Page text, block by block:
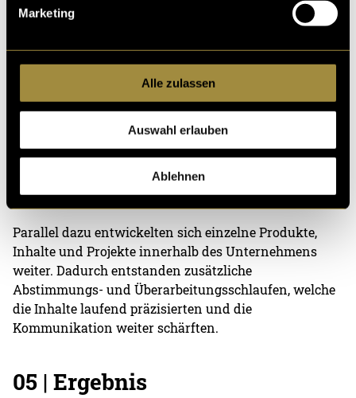
Marketing
Alle zulassen
Auswahl erlauben
Ablehnen
04| Umsetzung
Nach Abschluss von Konzeption und Design folgte die
technische Umsetzung auf Basis des ausgearbeiteten
Prototyps.
Parallel dazu entwickelten sich einzelne Produkte,
Inhalte und Projekte innerhalb des Unternehmens
weiter. Dadurch entstanden zusätzliche
Abstimmungs- und Überarbeitungsschlaufen, welche
die Inhalte laufend präzisierten und die
Kommunikation weiter schärften.
05 | Ergebnis